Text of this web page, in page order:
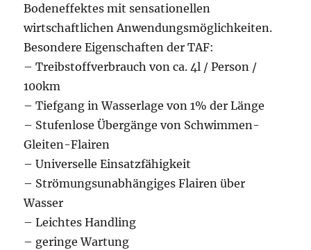
Bodeneffektes mit sensationellen
wirtschaftlichen Anwendungsmöglichkeiten.
Besondere Eigenschaften der TAF:
– Treibstoffverbrauch von ca. 4l / Person /
100km
– Tiefgang in Wasserlage von 1% der Länge
– Stufenlose Übergänge von Schwimmen-
Gleiten-Flairen
– Universelle Einsatzfähigkeit
– Strömungsunabhängiges Flairen über
Wasser
– Leichtes Handling
– geringe Wartung